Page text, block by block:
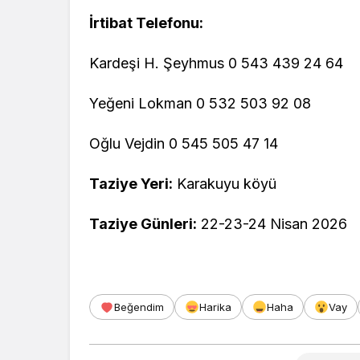
İrtibat Telefonu:
Kardeşi H. Şeyhmus 0 543 439 24 64
Yeğeni Lokman 0 532 503 92 08
Oğlu Vejdin 0 545 505 47 14
Taziye Yeri: Karakuyu köyü
Taziye Günleri: 22-23-24 Nisan 2026
Beğendim Harika Haha Vay